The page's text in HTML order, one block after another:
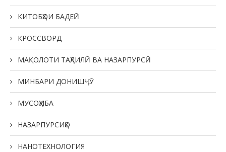
КИТОБҲОИ БАДЕӢ
КРОССВОРД
МАҚОЛОТИ ТАҲЛИЛӢ ВА НАЗАРПУРСӢ
МИНБАРИ ДОНИШҶӮ
МУСОҲИБА
НАЗАРПУРСИҲО
НАНОТЕХНОЛОГИЯ